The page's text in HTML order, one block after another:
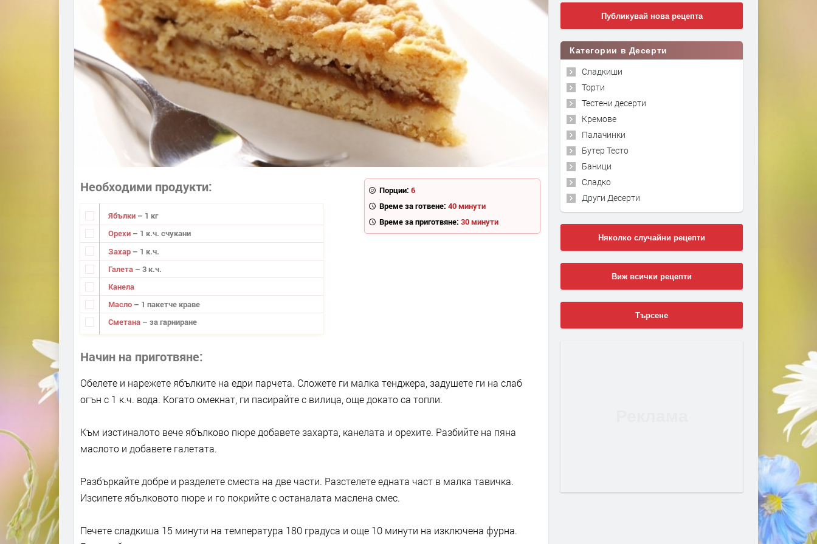
Порции: 6
Време за готвене: 40 минути
Време за приготвяне: 30 минути
Необходими продукти
Ябълки – 1 кг
Орехи – 1 к.ч. счукани
Захар – 1 к.ч.
Галета – 3 к.ч.
Канела
Масло – 1 пакетче краве
Сметана – за гарниране
Начин на приготвяне
Обелете и нарежете ябълките на едри парчета. Сложете ги малка тенджера, задушете ги на слаб
огън с 1 к.ч. вода. Когато омекнат, ги пасирайте с вилица, още докато са топли.
Към изстиналото вече ябълково пюре добавете захарта, канелата и орехите. Разбийте на пяна
маслото и добавете галетата.
Разбъркайте добре и разделете сместа на две части. Разстелете едната част в малка тавичка.
Изсипете ябълковото пюре и го покрийте с останалата маслена смес.
Печете сладкиша 15 минути на температура 180 градуса и още 10 минути на изключена фурна.
Публикувай нова рецепта
Категории в Десерти
Сладкиши
Торти
Тестени десерти
Кремове
Палачинки
Бутер Тесто
Баници
Сладко
Други Десерти
Няколко случайни рецепти
Виж всички рецепти
Търсене